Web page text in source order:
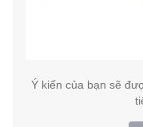
Ý kiến của bạn sẽ